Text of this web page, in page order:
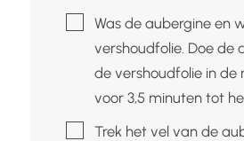
▢Was de aubergine en
vershoudfolie. Doe de
de vershoudfolie in de
voor 3,5 minuten tot
▢
Trek het vel van de